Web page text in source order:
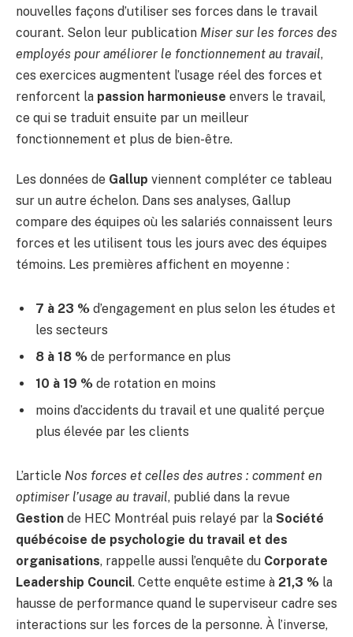
nouvelles façons d’utiliser ses forces dans le travail
courant. Selon leur publication Miser sur les forces des
employés pour améliorer le fonctionnement au travail,
ces exercices augmentent l’usage réel des forces et
renforcent la passion harmonieuse envers le travail,
ce qui se traduit ensuite par un meilleur
fonctionnement et plus de bien-être.
Les données de Gallup viennent compléter ce tableau
sur un autre échelon. Dans ses analyses, Gallup
compare des équipes où les salariés connaissent leurs
forces et les utilisent tous les jours avec des équipes
témoins. Les premières affichent en moyenne :
7 à 23 % d’engagement en plus selon les études et
les secteurs
8 à 18 % de performance en plus
10 à 19 % de rotation en moins
moins d’accidents du travail et une qualité perçue
plus élevée par les clients
L’article Nos forces et celles des autres : comment en
optimiser l’usage au travail, publié dans la revue
Gestion de HEC Montréal puis relayé par la Société
québécoise de psychologie du travail et des
organisations, rappelle aussi l’enquête du Corporate
Leadership Council. Cette enquête estime à 21,3 % la
hausse de performance quand le superviseur cadre ses
interactions sur les forces de la personne. À l’inverse,